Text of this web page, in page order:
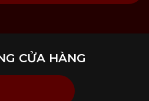
Bộ hũ ướp thực phẩm Kilner
Koncept
chúng tôi cung cấp sản phẩm
6 món
nhập khẩu
CỬA HÀNG